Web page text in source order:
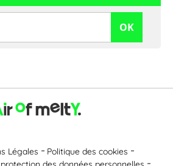
OK
Légales
Politique des cookies